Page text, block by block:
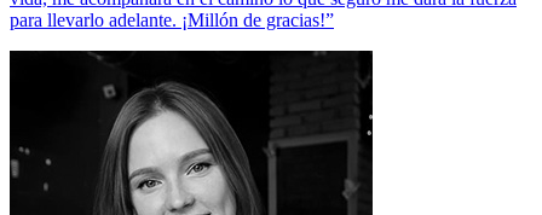
para llevarlo adelante. ¡Millón de gracias!”